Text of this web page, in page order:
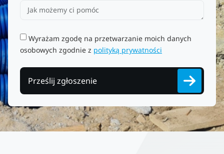
Wyrażam zgodę na przetwarzanie moich danych
osobowych zgodnie z polityką prywatności
Prześlij zgłoszenie